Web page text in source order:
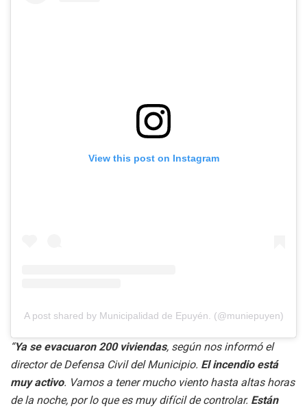
View this post on Instagram
A post shared by Municipalidad de Epuyén. (@muniepuyen)
“Ya se evacuaron 200 viviendas, según nos informó el
director de Defensa Civil del Municipio. El incendio está
muy activo. Vamos a tener mucho viento hasta altas horas
de la noche, por lo que es muy difícil de controlar. Están